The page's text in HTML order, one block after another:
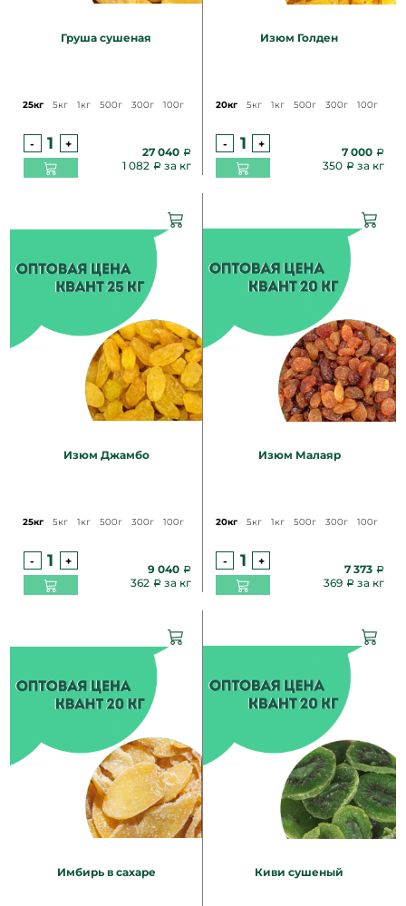
Груша сушеная
25кг 5кг 1кг 500г 300г 100г
- +
27 040
1 082
за кг
Изюм Голден
20кг 5кг 1кг 500г 300г 100г
- +
7 000
350
за кг
Изюм Джамбо
25кг 5кг 1кг 500г 300г 100г
- +
9 040
362
за кг
Изюм Малаяр
20кг 5кг 1кг 500г 300г 100г
- +
7 373
369
за кг
Имбирь в сахаре Киви сушеный